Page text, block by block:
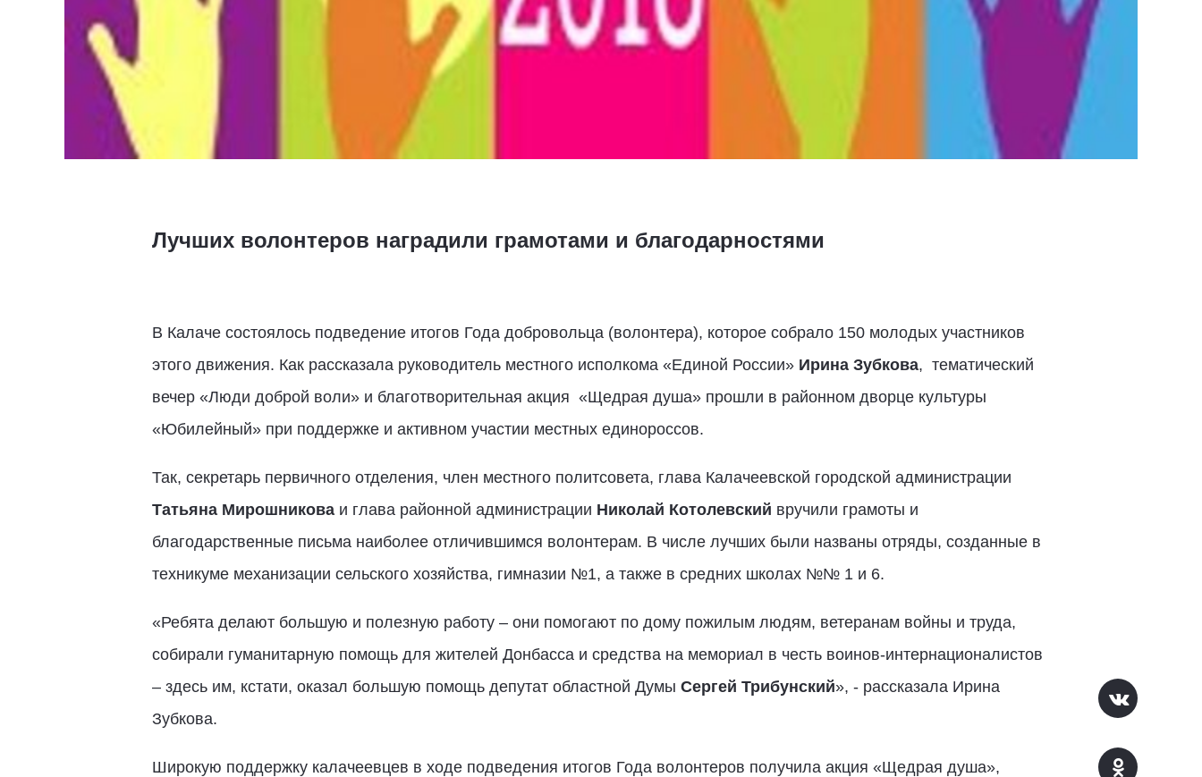
Лучших волонтеров наградили грамотами и благодарностями
В Калаче состоялось подведение итогов Года добровольца (волонтера), которое собрало 150 молодых участников
этого движения. Как рассказала руководитель местного исполкома «Единой России» Ирина Зубкова, тематический
вечер «Люди доброй воли» и благотворительная акция «Щедрая душа» прошли в районном дворце культуры
«Юбилейный» при поддержке и активном участии местных единороссов.
Так, секретарь первичного отделения, член местного политсовета, глава Калачеевской городской администрации
Татьяна Мирошниковаи глава районной администрации Николай Котолевский вручили грамоты и
благодарственные письма наиболее отличившимся волонтерам. В числе лучших были названы отряды, созданные в
техникуме механизации сельского хозяйства, гимназии №1, а также в средних школах №№ 1 и 6.
«Ребята делают большую и полезную работу – они помогают по дому пожилым людям, ветеранам войны и труда,
собирали гуманитарную помощь для жителей Донбасса и средства на мемориал в честь воинов-интернационалистов
– здесь им, кстати, оказал большую помощь депутат областной Думы Сергей Трибунский», - рассказала Ирина
Зубкова.
Широкую поддержку калачеевцев в ходе подведения итогов Года волонтеров получила акция «Щедрая душа»,